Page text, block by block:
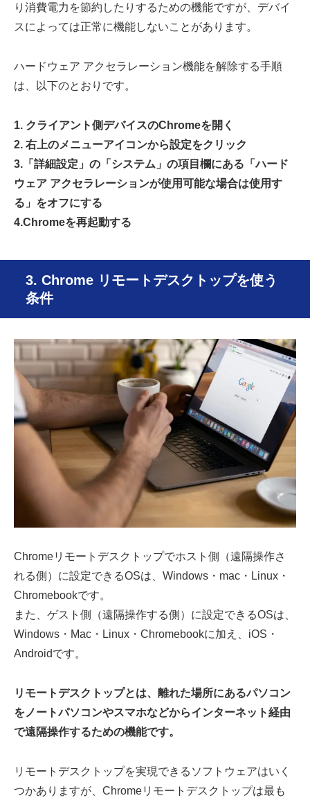
り消費電力を節約したりするための機能ですが、デバイ
スによっては正常に機能しないことがあります。
ハードウェア アクセラレーション機能を解除する手順
は、以下のとおりです。
1. クライアント側デバイスのChromeを開く
2. 右上のメニューアイコンから設定をクリック
3.「詳細設定」の「システム」の項目欄にある「ハード
ウェア アクセラレーションが使用可能な場合は使用す
る」をオフにする
4.Chromeを再起動する
3. Chrome リモートデスクトップを使う
条件
Chromeリモートデスクトップでホスト側（遠隔操作さ
れる側）に設定できるOSは、Windows・mac・Linux・
Chromebookです。
また、ゲスト側（遠隔操作する側）に設定できるOSは、
Windows・Mac・Linux・Chromebookに加え、iOS・
Androidです。
リモートデスクトップとは、離れた場所にあるパソコン
をノートパソコンやスマホなどからインターネット経由
で遠隔操作するための機能です。
リモートデスクトップを実現できるソフトウェアはいく
つかありますが、Chromeリモートデスクトップは最も